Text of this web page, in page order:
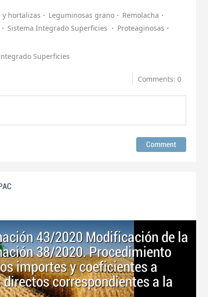
y hortalizas Leguminosas grano
Remolacha
Sistema Integrado Superficies
Proteaginosas
Superficies
Comments: 0
43/2020 Modificación de la
38/2020. Procedimiento
importes y coeficientes a
correspondientes a la